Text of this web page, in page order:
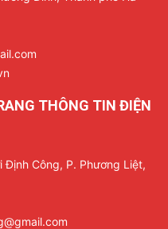
THÔNG TIN ĐIỆN
Định Công, P. Phương Liệt,